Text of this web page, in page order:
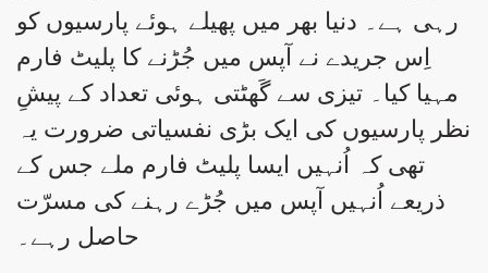
رہی ہے۔ دنیا بھر میں پھیلے ہوئے پارسیوں کو
اِس جریدے نے آپس میں جُڑنے کا پلیٹ فارم
مہیا کیا۔ تیزی سے گَھٹتی ہوئی تعداد کے پیشِ
نظر پارسیوں کی ایک بڑی نفسیاتی ضرورت یہ
تھی کہ اُنہیں ایسا پلیٹ فارم ملے جس کے
ذریعے اُنہیں آپس میں جُڑے رہنے کی مسرّت
حاصل رہے۔